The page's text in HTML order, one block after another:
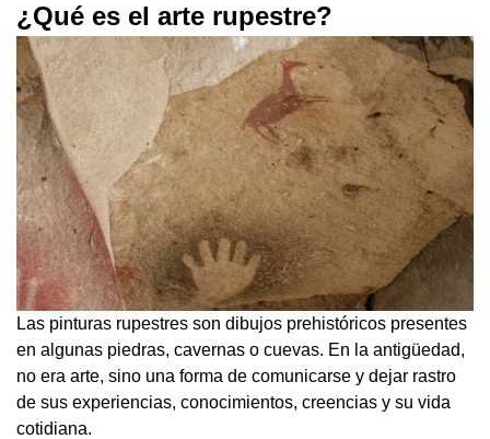
¿Qué es el arte rupestre?
Las pinturas rupestres son dibujos prehistóricos presentes
en algunas piedras, cavernas o cuevas. En la antigüedad,
no era arte, sino una forma de comunicarse y dejar rastro
de sus experiencias, conocimientos, creencias y su vida
cotidiana.